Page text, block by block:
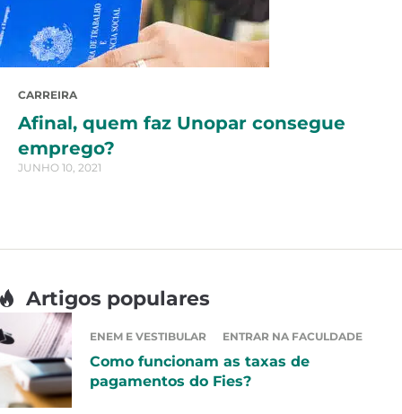
CARREIRA
Afinal, quem faz Unopar consegue
emprego?
JUNHO 10, 2021
Artigos populares
ENEM E VESTIBULAR ENTRAR NA FACULDADE
Como funcionam as taxas de
pagamentos do Fies?